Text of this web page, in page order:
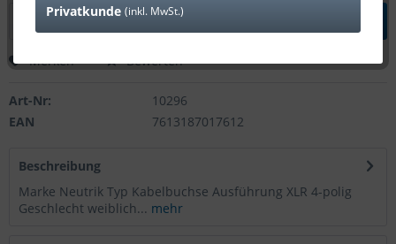
Merken Bewerten
Art-Nr:
10296
EAN
7613187017612
Beschreibung
Marke Neutrik Typ Kabelbuchse Ausführung XLR 4-polig
Geschlecht weiblich... mehr
Privatkunde (inkl. MwSt.)